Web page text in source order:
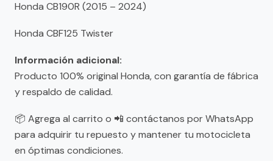
Honda CB190R (2015 – 2024)
Honda CBF125 Twister
Información adicional:
Producto 100% original Honda, con garantía de fábrica
y respaldo de calidad.
📦 Agrega al carrito o 📲 contáctanos por WhatsApp
para adquirir tu repuesto y mantener tu motocicleta
en óptimas condiciones.